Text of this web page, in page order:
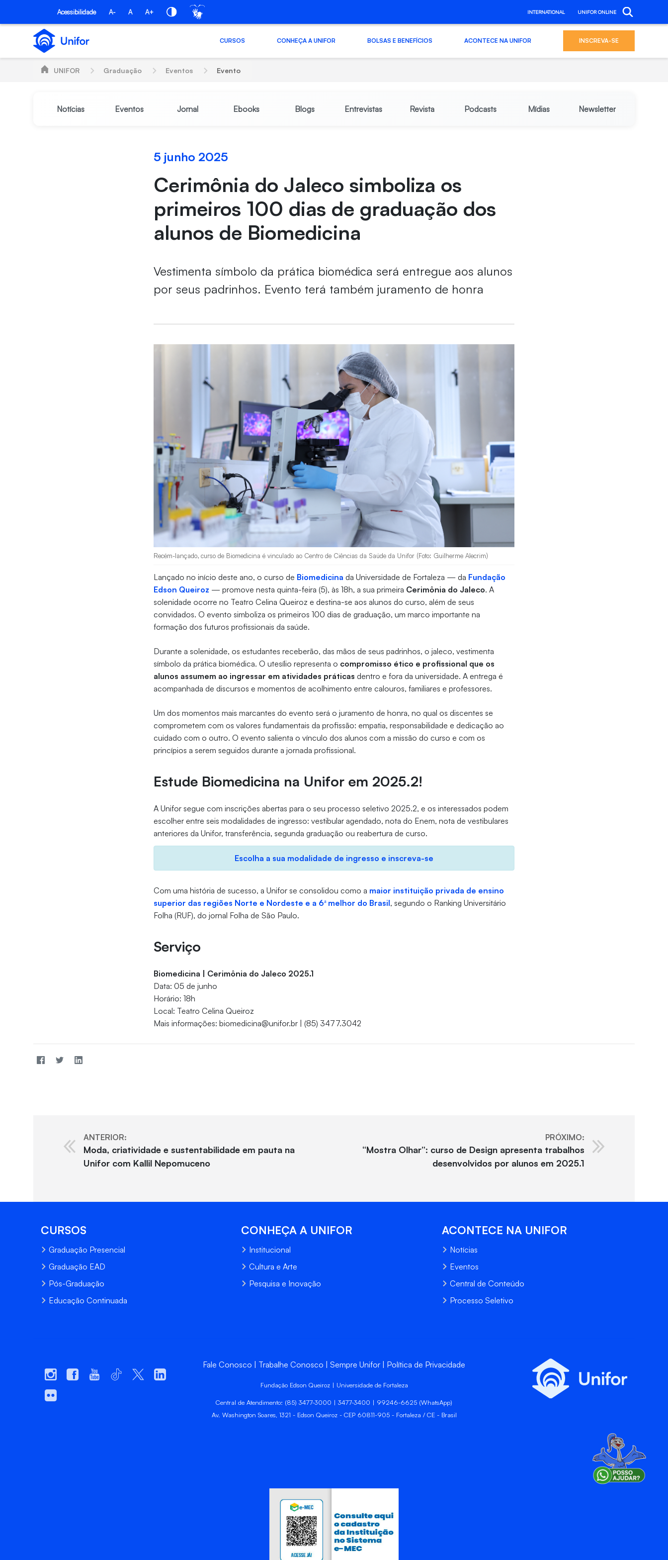
Pular para o Conteúdo principal
Acessibilidade A- A A+ INTERNATIONAL UNIFOR ONLINE
CURSOS CONHEÇA A UNIFOR BOLSAS E BENEFÍCIOS ACONTECE NA UNIFOR INSCREVA-SE
UNIFOR Graduação Eventos Evento
Notícias Eventos Jornal Ebooks Blogs Entrevistas Revista Podcasts Mídias Newsletter
5 junho 2025
Cerimônia do Jaleco simboliza os
primeiros 100 dias de graduação dos
alunos de Biomedicina
Vestimenta símbolo da prática biomédica será entregue aos alunos
por seus padrinhos. Evento terá também juramento de honra
Recém-lançado, curso de Biomedicina é vinculado ao Centro de Ciências da Saúde da Unifor (Foto: Guilherme Alecrim)
Lançado no início deste ano, o curso de Biomedicina da Universidade de Fortaleza — da Fundação
Edson Queiroz — promove nesta quinta-feira (5), às 18h, a sua primeira Cerimônia do Jaleco. A
solenidade ocorre no Teatro Celina Queiroz e destina-se aos alunos do curso, além de seus
convidados. O evento simboliza os primeiros 100 dias de graduação, um marco importante na
formação dos futuros profissionais da saúde.
Durante a solenidade, os estudantes receberão, das mãos de seus padrinhos, o jaleco, vestimenta
símbolo da prática biomédica. O utesílio representa o compromisso ético e profissional que os
alunos assumem ao ingressar em atividades práticas dentro e fora da universidade. A entrega é
acompanhada de discursos e momentos de acolhimento entre calouros, familiares e professores.
Um dos momentos mais marcantes do evento será o juramento de honra, no qual os discentes se
comprometem com os valores fundamentais da profissão: empatia, responsabilidade e dedicação ao
cuidado com o outro. O evento salienta o vínculo dos alunos com a missão do curso e com os
princípios a serem seguidos durante a jornada profissional.
Estude Biomedicina na Unifor em 2025.2!
A Unifor segue com inscrições abertas para o seu processo seletivo 2025.2, e os interessados podem
escolher entre seis modalidades de ingresso: vestibular agendado, nota do Enem, nota de vestibulares
anteriores da Unifor, transferência, segunda graduação ou reabertura de curso.
Escolha a sua modalidade de ingresso e inscreva-se
Com uma história de sucesso, a Unifor se consolidou como a maior instituição privada de ensino
superior das regiões Norte e Nordeste e a 6ª melhor do Brasil, segundo o Ranking Universitário
Folha (RUF), do jornal Folha de São Paulo.
Serviço
Biomedicina | Cerimônia do Jaleco 2025.1
Data: 05 de junho
Horário: 18h
Local: Teatro Celina Queiroz
Mais informações: biomedicina@unifor.br | (85) 3477.3042
ANTERIOR:
Moda, criatividade e sustentabilidade em pauta na
Unifor com Kallil Nepomuceno
PRÓXIMO:
“Mostra Olhar”: curso de Design apresenta trabalhos
desenvolvidos por alunos em 2025.1
CURSOS
Graduação Presencial
Graduação EAD
Pós-Graduação
Educação Continuada
CONHEÇA A UNIFOR
Institucional
Cultura e Arte
Pesquisa e Inovação
ACONTECE NA UNIFOR
Notícias
Eventos
Central de Conteúdo
Processo Seletivo
Fale Conosco Trabalhe Conosco Sempre Unifor Política de Privacidade
Fundação Edson Queiroz | Universidade de Fortaleza
Central de Atendimento: (85) 3477-3000 | 3477-3400 | 99246-6625 (WhatsApp)
Av. Washington Soares, 1321 - Edson Queiroz - CEP 60811-905 - Fortaleza / CE - Brasil